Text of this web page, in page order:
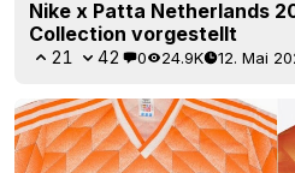
Nike x Patta Netherlands
Collection vorgestellt
21 42 0 24.9K 12. Mai